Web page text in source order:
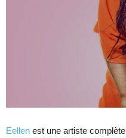
Eellen est une artiste